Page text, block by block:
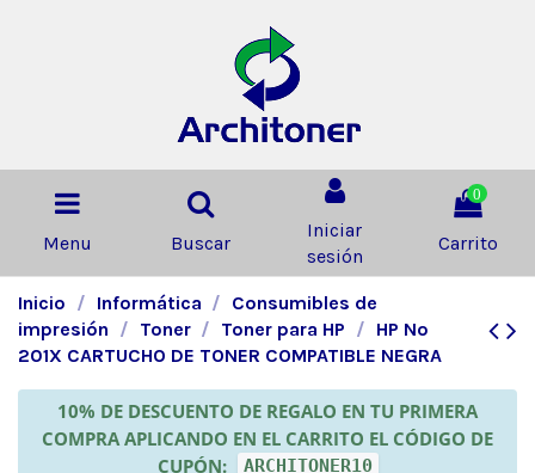
Menu Buscar
Iniciar
sesión
0
Carrito
Inicio Informática
Consumibles de
impresión
Toner Toner para HP
HP Nº
201X CARTUCHO DE TONER COMPATIBLE NEGRA
10% DE DESCUENTO DE REGALO EN TU PRIMERA
COMPRA APLICANDO EN EL CARRITO EL CÓDIGO DE
CUPÓN:
ARCHITONER10